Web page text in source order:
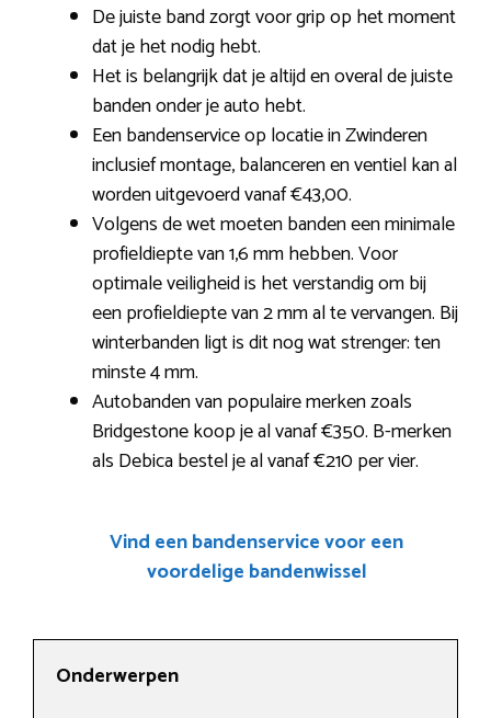
De juiste band zorgt voor grip op het moment
dat je het nodig hebt.
Het is belangrijk dat je altijd en overal de juiste
banden onder je auto hebt.
Een bandenservice op locatie in Zwinderen
inclusief montage, balanceren en ventiel kan al
worden uitgevoerd vanaf €43,00.
Volgens de wet moeten banden een minimale
profieldiepte van 1,6 mm hebben. Voor
optimale veiligheid is het verstandig om bij
een profieldiepte van 2 mm al te vervangen. Bij
winterbanden ligt is dit nog wat strenger: ten
minste 4 mm.
Autobanden van populaire merken zoals
Bridgestone koop je al vanaf €350. B-merken
als Debica bestel je al vanaf €210 per vier.
Vind een bandenservice voor een
voordelige bandenwissel
Onderwerpen